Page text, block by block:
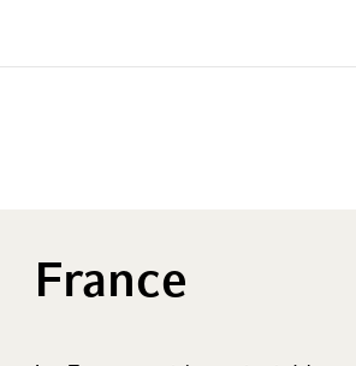
France